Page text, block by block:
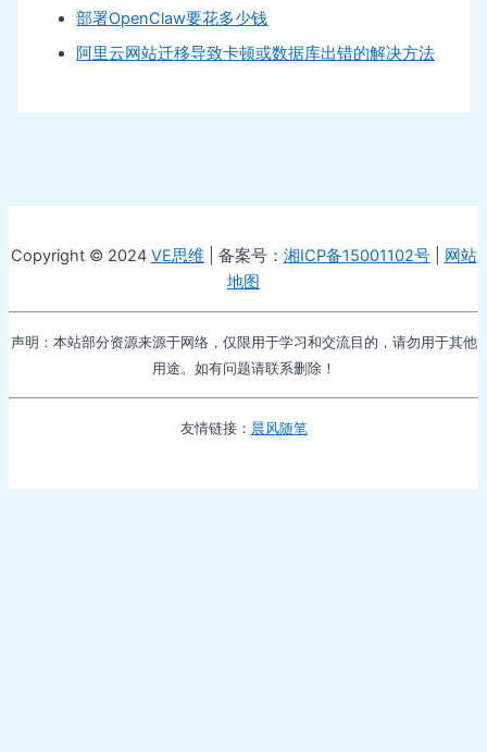
部署OpenClaw要花多少钱
阿里云网站迁移导致卡顿或数据库出错的解决方法
Copyright © 2024 VE思维 | 备案号： 湘ICP备15001102号| 网站
地图
声明：本站部分资源来源于网络，仅限用于学习和交流目的，请勿用于其他
用途。如有问题请联系删除！
友情链接： 晨风随笔